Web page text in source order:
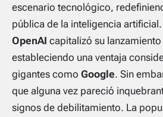
escenario tecnológico,
pública de la inteligencia
OpenAI capitalizó su
estableciendo una ventaja
gigantes como Google. Sin
que alguna vez pareció
signos de debilitamiento. La